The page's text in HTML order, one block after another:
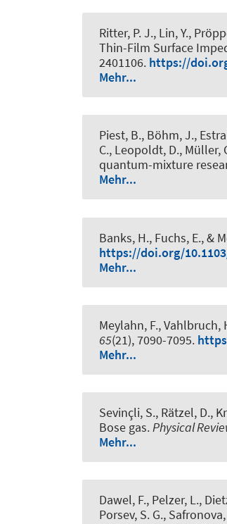
Ritter, P. J., Lin, Y.,
Thin-Film Surface
2401106. https://
Mehr...
Piest, B., Böhm, J.,
C., Leopoldt, D., Müller,
quantum-mixture
Mehr...
Banks, H., Fuchs, E., &
https://doi.org/
Mehr...
Meylahn, F., Vahlbruch,
65(21), 7090-7095.
Mehr...
Sevinçli, S., Rätzel, D.,
Bose gas.Physical
Mehr...
Dawel, F., Pelzer, L.,
Porsev, S. G.,